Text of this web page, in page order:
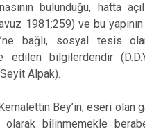
bulunduğu, hatta
1981:259) ve bu
bağlı, sosyal tesis
edilen bilgilerdendir
Alpak).
Bey’in, eseri olan
bilinmemekle